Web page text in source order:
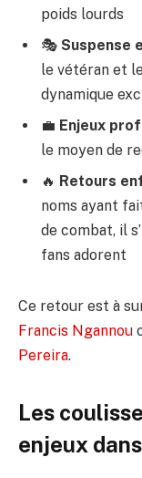
poids lourds
🎭 Suspense
le vétéran et
dynamique
💼 Enjeux
le moyen de
🔥 Retours
noms ayant
de combat, il
fans adorent
Ce retour est à
Francis Ngannou
Pereira.
Les
enjeux